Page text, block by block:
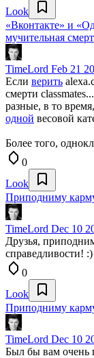
Look
«Вконтакте» и
мучительная
TimeLord Feb 21
Если верить
смерти
разные, в то
одной весовой
Более того,
0
Look
Приподниму
TimeLord Dec 10
Друзья,
справедливости!
0
Look
Приподниму
TimeLord Dec 10
Был бы вам очень